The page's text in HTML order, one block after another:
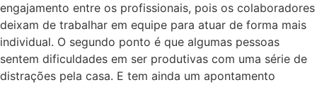
engajamento entre os profissionais, pois os colaboradores
deixam de trabalhar em equipe para atuar de forma mais
individual. O segundo ponto é que algumas pessoas
sentem dificuldades em ser produtivas com uma série de
distrações pela casa. E tem ainda um apontamento